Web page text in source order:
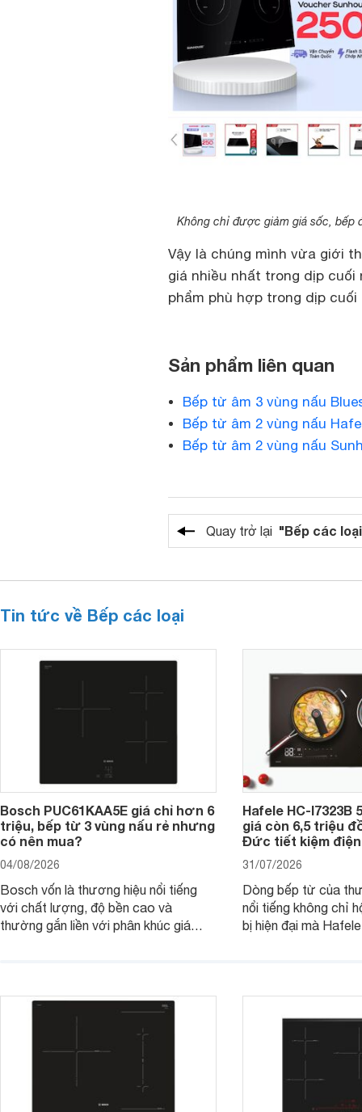
Không chỉ được giảm giá sốc, bếp
Vậy là chúng mình vừa giới
giá nhiều nhất trong dịp cuối
phẩm phù hợp trong dịp cuối
Sản phẩm liên quan
Bếp từ âm 3 vùng nấu
Bếp từ âm 2 vùng nấu
Bếp từ âm 2 vùng nấu
Quay trở lại "Bếp các
Tin tức về Bếp các loại
Bosch PUC61KAA5E giá chỉ hơn 6
triệu, bếp từ 3 vùng nấu rẻ nhưng
có nên mua?
04/08/2026
Bosch vốn là thương hiệu nổi tiếng
với chất lượng, độ bền cao và
thường gắn liền với phân khúc giá
đơn vị phân phối với mức giá khá dễ
tiếp cận, thu hút sự quan tâm của
Hafele HC-I7323B
giá còn 6,5 triệu
Đức tiết kiệm
31/07/2026
Dòng bếp từ của
nổi tiếng không chỉ
bị hiện đại mà
gia đình.